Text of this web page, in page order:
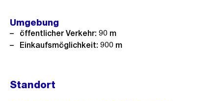
Umgebung
öffentlicher Verkehr: 90 m
Einkaufsmöglichkeit: 900 m
Standort